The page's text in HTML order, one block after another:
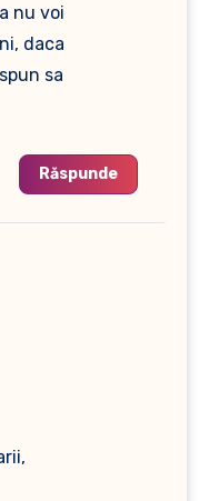
nu voi
daca
sa
Răspunde